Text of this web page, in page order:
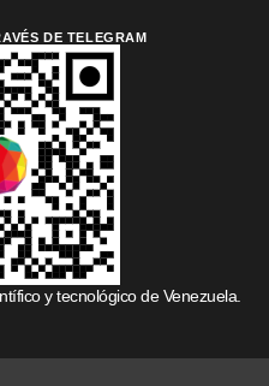
DE TELEGRAM
y tecnológico de Venezuela.